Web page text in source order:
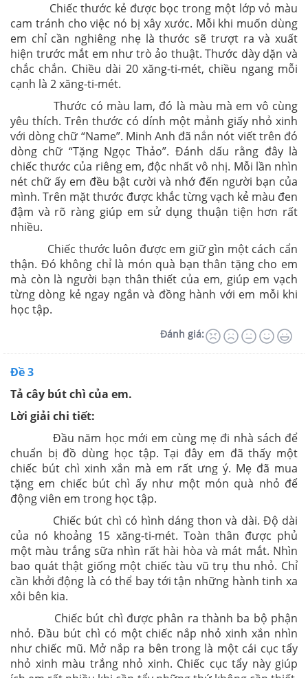
Chiếc thước kẻ được bọc trong một lớp vỏ màu
cam tránh cho việc nó bị xây xước. Mỗi khi muốn dùng
em chỉ cần nghiêng nhẹ là thước sẽ trượt ra và xuất
hiện trước mắt em như trò ảo thuật. Thước dày dặn và
chắc chắn. Chiều dài 20 xăng-ti-mét, chiều ngang mỗi
cạnh là 2 xăng-ti-mét.
Thước có màu lam, đó là màu mà em vô cùng
yêu thích. Trên thước có dính một mảnh giấy nhỏ xinh
với dòng chữ “Name”. Minh Anh đã nắn nót viết trên đó
dòng chữ “Tặng Ngọc Thảo”. Đánh dấu rằng đây là
chiếc thước của riêng em, độc nhất vô nhị. Mỗi lần nhìn
nét chữ ấy em đều bật cười và nhớ đến người bạn của
mình. Trên mặt thước được khắc từng vạch kẻ màu đen
đậm và rõ ràng giúp em sử dụng thuận tiện hơn rất
nhiều.
Chiếc thước luôn được em giữ gìn một cách cẩn
thận. Đó không chỉ là món quà bạn thân tặng cho em
mà còn là người bạn thân thiết của em, giúp em vạch
từng dòng kẻ ngay ngắn và đồng hành với em mỗi khi
học tập.
Đánh giá:
Đề 3
Tả cây bút chì của em.
Lời giải chi tiết:
Đầu năm học mới em cùng mẹ đi nhà sách để
chuẩn bị đồ dùng học tập. Tại đây em đã thấy một
chiếc bút chì xinh xắn mà em rất ưng ý. Mẹ đã mua
tặng em chiếc bút chì ấy như một món quà nhỏ để
động viên em trong học tập.
Chiếc bút chì có hình dáng thon và dài. Độ dài
của nó khoảng 15 xăng-ti-mét. Toàn thân được phủ
một màu trắng sữa nhìn rất hài hòa và mát mắt. Nhìn
bao quát thật giống một chiếc tàu vũ trụ thu nhỏ. Chỉ
cần khởi động là có thể bay tới tận những hành tinh xa
xôi bên kia.
Chiếc bút chì được phân ra thành ba bộ phận
nhỏ. Đầu bút chì có một chiếc nắp nhỏ xinh xắn nhìn
như chiếc mũ. Mở nắp ra bên trong là một cái cục tẩy
nhỏ xinh màu trắng nhỏ xinh. Chiếc cục tẩy này giúp